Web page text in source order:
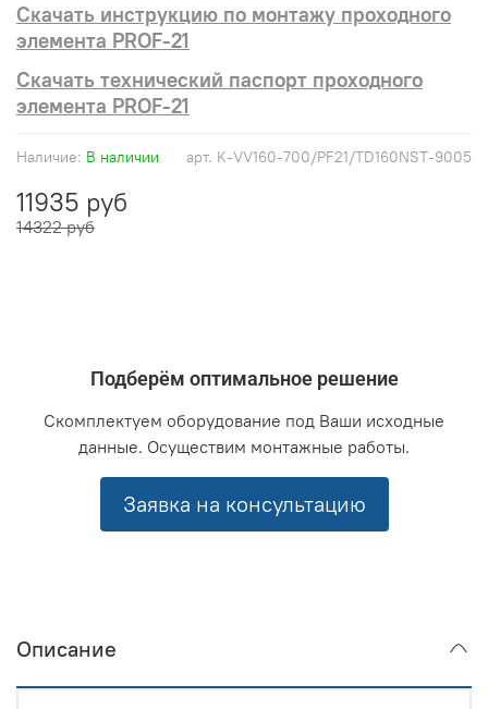
арт. K-VV160-700/PF21/TD160NST-9005
Наличие: В наличии
11935 руб
14322 руб
Скачать инструкцию по монтажу проходного
элемента PROF-21
Скачать технический паспорт проходного
элемента PROF-21
Подберём оптимальное решение
Скомплектуем оборудование под Ваши исходные
данные. Осуществим монтажные работы.
Заявка на консультацию
Описание